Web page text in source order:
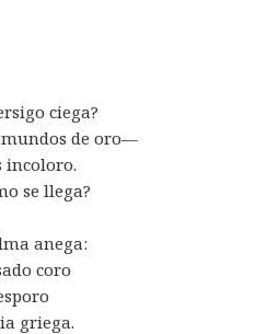
ciega?
de oro—
incoloro.
se llega?
anega:
coro
griega.